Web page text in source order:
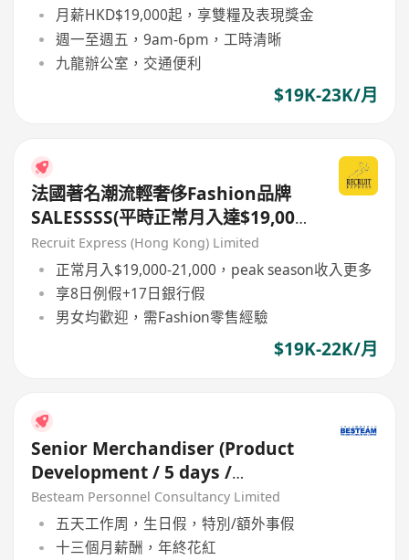
月薪HKD$19,000起，享雙糧及表現獎金
週一至週五，9am-6pm，工時清晰
九龍辦公室，交通便利
$19K-23K/月
法國著名潮流輕奢侈Fashion品牌
SALESSSS(平時正常月入達$19,000-
21,000)
Recruit Express (Hong Kong) Limited
正常月入$19,000-21,000，peak season收入更多
享8日例假+17日銀行假
男女均歡迎，需Fashion零售經驗
$19K-22K/月
Senior Merchandiser (Product
Development / 5 days /
Garment)
Besteam Personnel Consultancy Limited
五天工作周，生日假，特別/額外事假
十三個月薪酬，年終花紅